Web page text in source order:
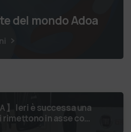
del mondo Adoa
una
rimettono in asse con